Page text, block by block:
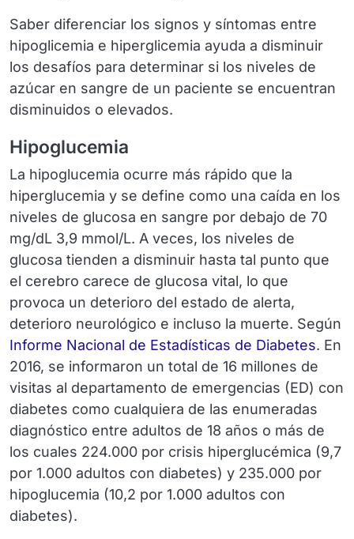
Saber diferenciar los signos y síntomas entre
hipoglicemia e hiperglicemia ayuda a disminuir
los desafíos para determinar si los niveles de
azúcar en sangre de un paciente se encuentran
disminuidos o elevados.
Hipoglucemia
La hipoglucemia ocurre más rápido que la
hiperglucemia y se define como una caída en los
niveles de glucosa en sangre por debajo de 70
mg/dL 3,9 mmol/L. A veces, los niveles de
glucosa tienden a disminuir hasta tal punto que
el cerebro carece de glucosa vital, lo que
provoca un deterioro del estado de alerta,
deterioro neurológico e incluso la muerte. Según
Informe Nacional de Estadísticas de Diabetes. En
2016, se informaron un total de 16 millones de
visitas al departamento de emergencias (ED) con
diabetes como cualquiera de las enumeradas
diagnóstico entre adultos de 18 años o más de
los cuales 224.000 por crisis hiperglucémica (9,7
por 1.000 adultos con diabetes) y 235.000 por
hipoglucemia (10,2 por 1.000 adultos con
diabetes).